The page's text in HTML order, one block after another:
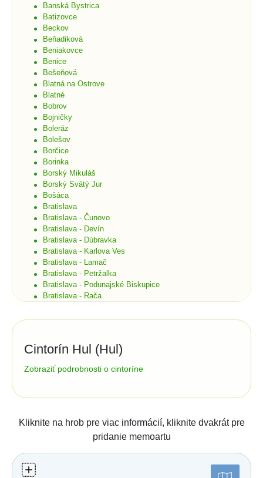
Banská Bystrica
Batizovce
Beckov
Beňadiková
Beniakovce
Benice
Bešeňová
Blatná na Ostrove
Blatné
Bobrov
Bojničky
Boleráz
Bolešov
Borčice
Borinka
Borský Mikuláš
Borský Svätý Jur
Bošáca
Bratislava
Bratislava - Čunovo
Bratislava - Devín
Bratislava - Dúbravka
Bratislava - Karlova Ves
Bratislava - Lamač
Bratislava - Petržalka
Bratislava - Podunajské Biskupice
Bratislava - Rača
Bratislava - Ružinov
Bratislava - Vrakuňa
Brekov
Bučany
Budmerice
Bukovec okr. Košice
Bukovec okr. Myjava
Cintorín Hul (Hul)
Správa cintorína:
94144 Hul
Číslo účtu (IBAN):
Štatistiky:
Počet hrobov: 680
Zobraziť podrobnosti o cintoríne
Kliknite na hrob pre viac informácií, kliknite dvakrát pre
pridanie memoartu